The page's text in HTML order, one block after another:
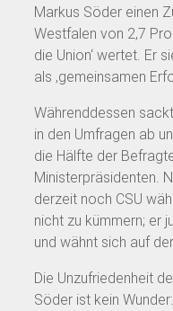
Markus Söder einen
Westfalen von 2,7
die Union‘ wertet. Er
als ‚gemeinsamen
Währenddessen
in den Umfragen ab
die Hälfte der
Ministerpräsidenten.
derzeit noch CSU
nicht zu kümmern; er
und wähnt sich auf
Die Unzufriedenheit
Söder ist kein